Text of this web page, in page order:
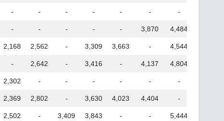
- - - - - - -
- - - - - 3,870 4,484
2,168 2,562 - 3,309 3,663 - 4,544
- 2,642 - 3,416 - 4,137 4,804
2,302 - - - - - -
2,369 2,802 - 3,630 4,023 4,404 -
2,502 - 3,409 3,843 - - 5,444